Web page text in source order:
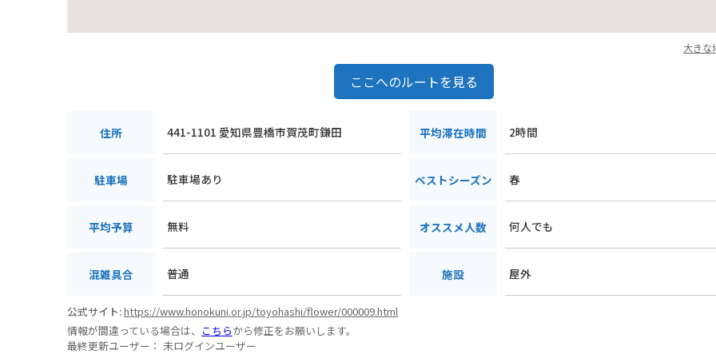
大きな
ここへのルートを見る
住所 441-1101 愛知県豊橋市賀茂町鎌田 平均滞在時間 2時間
駐車場 駐車場あり ベストシーズン 春
平均予算 無料 オススメ人数 何人でも
混雑具合 普通 施設 屋外
公式サイト:https://www.honokuni.or.jp/toyohashi/flower/000009.html
情報が間違っている場合は、 こちらから修正をお願いします。
最終更新ユーザー： 未ログインユーザー